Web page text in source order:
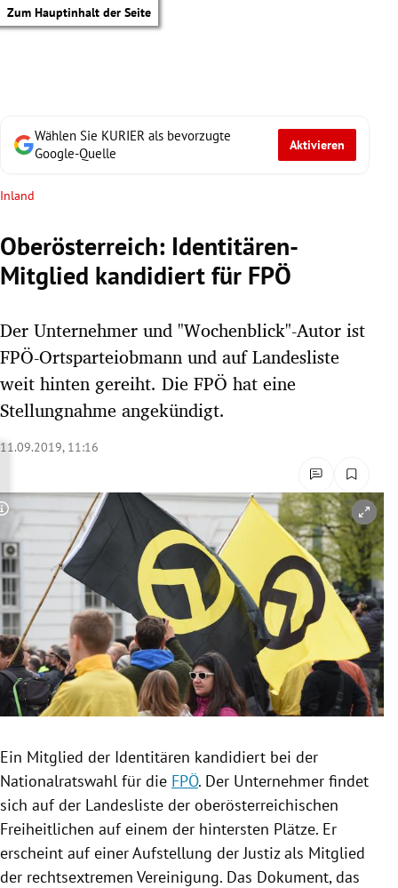
Zum Hauptinhalt der Seite
Untermenü
Untermenü
Untermenü
Untermenü
Untermenü
Untermenü
Untermenü
Untermenü
Untermenü
Untermenü
Wählen Sie KURIER als bevorzugte
Google-Quelle
Aktivieren
Inland
Oberösterreich: Identitären-
Mitglied kandidiert für FPÖ
Der Unternehmer und "Wochenblick"-Autor ist
FPÖ-Ortsparteiobmann und auf Landesliste
weit hinten gereiht. Die FPÖ hat eine
Stellungnahme angekündigt.
11.09.2019, 11:16
Copyright-Hinweis öffnen/schließen
Ein Mitglied der Identitären kandidiert bei der
Nationalratswahl für die FPÖ. Der Unternehmer findet
sich auf der Landesliste der oberösterreichischen
Freiheitlichen auf einem der hintersten Plätze. Er
erscheint auf einer Aufstellung der Justiz als Mitglied
der rechtsextremen Vereinigung. Das Dokument, das